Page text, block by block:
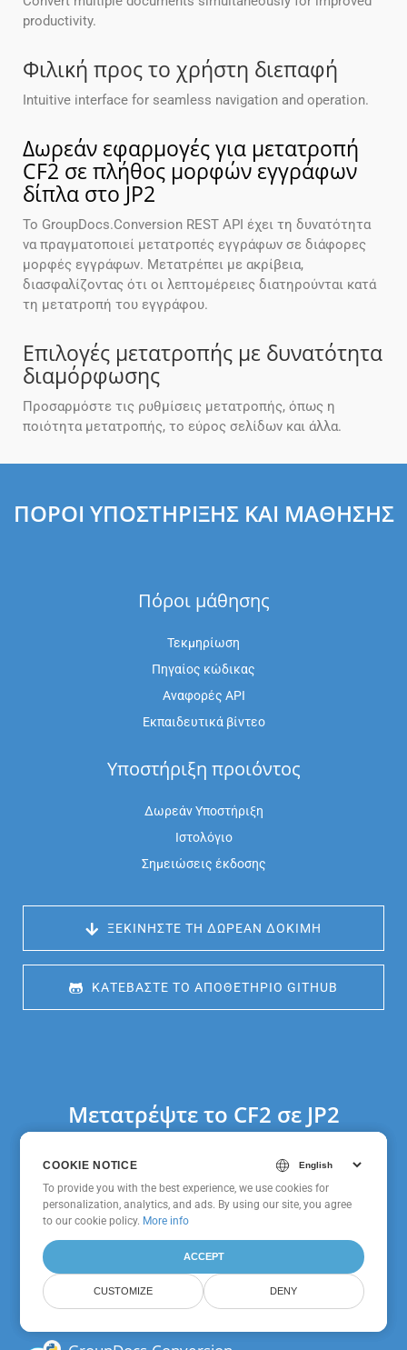
productivity.
Φιλική προς το χρήστη διεπαφή
Intuitive interface for seamless navigation and operation.
Δωρεάν εφαρμογές για μετατροπή
CF2 σε πλήθος μορφών εγγράφων
δίπλα στο JP2
Το GroupDocs.Conversion REST API έχει τη δυνατότητα
να πραγματοποιεί μετατροπές εγγράφων σε διάφορες
μορφές εγγράφων. Μετατρέπει με ακρίβεια,
διασφαλίζοντας ότι οι λεπτομέρειες διατηρούνται κατά
τη μετατροπή του εγγράφου.
Επιλογές μετατροπής με δυνατότητα
διαμόρφωσης
Προσαρμόστε τις ρυθμίσεις μετατροπής, όπως η
ποιότητα μετατροπής, το εύρος σελίδων και άλλα.
ΠΌΡΟΙ ΥΠΟΣΤΉΡΙΞΗΣ ΚΑΙ ΜΆΘΗΣΗΣ
Πόροι μάθησης
Τεκμηρίωση
Πηγαίος κώδικας
Αναφορές API
Εκπαιδευτικά βίντεο
Υποστήριξη προιόντος
Δωρεάν Υποστήριξη
Ιστολόγιο
Σημειώσεις έκδοσης
ΞΕΚΙΝΉΣΤΕ ΤΗ ΔΩΡΕΆΝ ΔΟΚΙΜΉ
ΚΑΤΕΒΆΣΤΕ ΤΟ ΑΠΟΘΕΤΉΡΙΟ GITHUB
Μετατρέψτε το CF2 σε JP2
χρησιμοποιώντας SDK σε άλλες
δημοφιλείς γλώσσες
GroupDocs.Conversion
Cloud SDK Για PHP
COOKIE NOTICE
To provide you with the best experience, we use cookies for
personalization, analytics, and ads. By using our site, you agree
toour cookie policy.
ACCEPT
CUSTOMIZE DENY
COOKIE NOTICE
To provide you with the best experience, we use cookies for
personalization, analytics, and ads. By using our site, you agree
to our cookie policy. More info
ACCEPT
CUSTOMIZE DENY